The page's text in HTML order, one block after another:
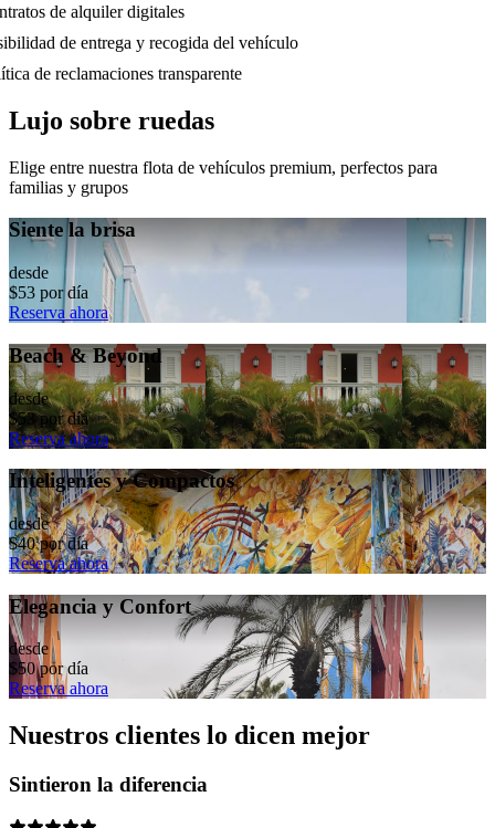
de alquiler digitales
de entrega y recogida del vehículo
de reclamaciones transparente
Lujo sobre ruedas
Elige entre nuestra flota de vehículos premium, perfectos para
familias y grupos
Siente la brisa
desde
$53 por día
Reserva ahora
Beach & Beyond
desde
$53 por día
Reserva ahora
Inteligentes y Compactos
desde
$40 por día
Reserva ahora
Elegancia y Confort
desde
$50 por día
Reserva ahora
Nuestros clientes lo dicen mejor
Sintieron la diferencia